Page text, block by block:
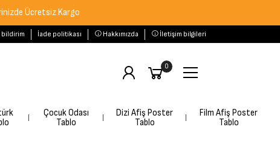
Kargo
bildirim İade politikası Hakkımızda İletişim bilgileri
0
Çocuk Odası
Tablo
Dizi Afiş Poster
Tablo
Film Afiş Poster
Tablo